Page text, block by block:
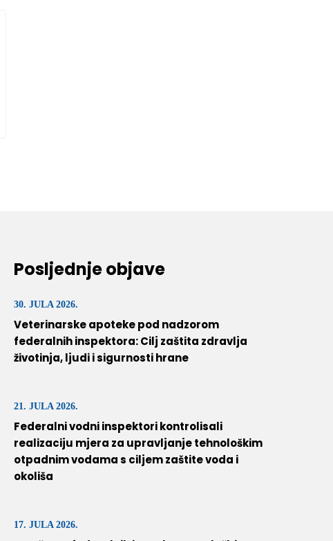
Posljednje objave
30. JULA 2026.
Veterinarske apoteke pod nadzorom
federalnih inspektora: Cilj zaštita zdravlja
životinja, ljudi i sigurnosti hrane
21. JULA 2026.
Federalni vodni inspektori kontrolisali
realizaciju mjera za upravljanje tehnološkim
otpadnim vodama s ciljem zaštite voda i
okoliša
17. JULA 2026.